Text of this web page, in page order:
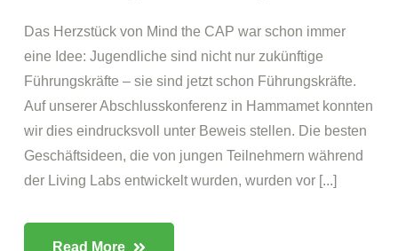
Das Herzstück von Mind the CAP war schon immer
eine Idee: Jugendliche sind nicht nur zukünftige
Führungskräfte – sie sind jetzt schon Führungskräfte.
Auf unserer Abschlusskonferenz in Hammamet konnten
wir dies eindrucksvoll unter Beweis stellen. Die besten
Geschäftsideen, die von jungen Teilnehmern während
der Living Labs entwickelt wurden, wurden vor [...]
Read More